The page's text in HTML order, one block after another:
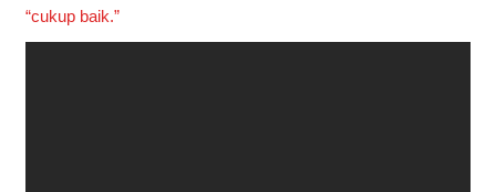
“cukup baik.”